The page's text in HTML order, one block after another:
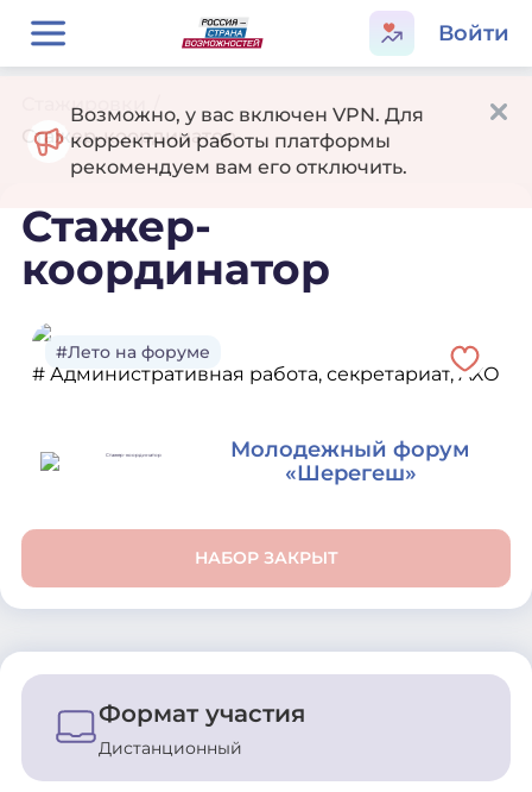
Войти
Стажировки
Стажер-координатор
Стажер-
координатор
#Лето на форуме
# Административная работа, секретариат, АХО
Молодежный форум
«Шерегеш»
НАБОР ЗАКРЫТ
Формат участия
Дистанционный
Возможно, у вас включен VPN. Для
корректной работы платформы
рекомендуем вам его отключить.